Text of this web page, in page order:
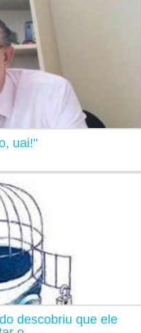
uai!"
descobriu que ele